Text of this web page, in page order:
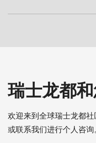
而成。然而，我们的工业
针对不同空间条件与生
式，是与我们的销售团队
的服务网点。
瑞士龙都
欢迎来到全球瑞士龙都
或联系我们进行个人咨询